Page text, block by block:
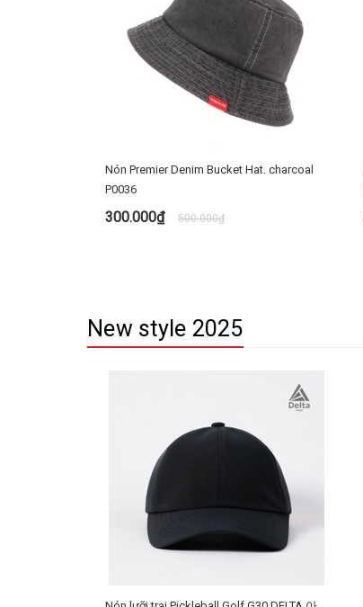
Nón Premier Denim Bucket Hat. charcoal
P0036
300.000₫ 500.000₫
New style 2025